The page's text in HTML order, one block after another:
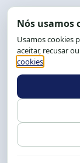
Tel.: (71)
Siga